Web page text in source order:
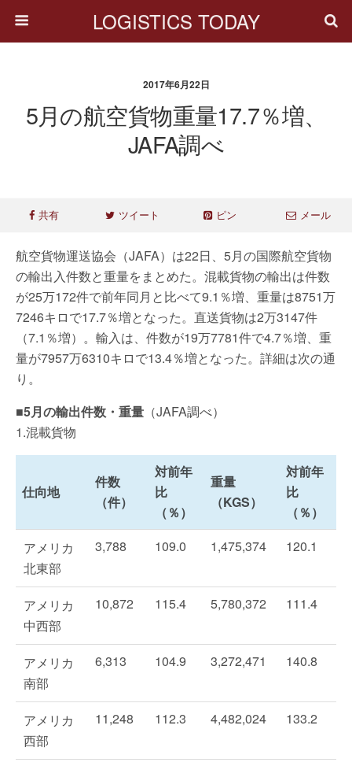
LOGISTICS TODAY
2017年6月22日
5月の航空貨物重量17.7％増、
JAFA調べ
共有 ツイート ピン メール
航空貨物運送協会（JAFA）は22日、5月の国際航空貨物
の輸出入件数と重量をまとめた。混載貨物の輸出は件数
が25万172件で前年同月と比べて9.1％増、重量は8751万
7246キロで17.7％増となった。直送貨物は2万3147件
（7.1％増）。輸入は、件数が19万7781件で4.7％増、重
量が7957万6310キロで13.4％増となった。詳細は次の通
り。
■5月の輸出件数・重量 （JAFA調べ）
1.混載貨物
仕向地
件数
（件）
対前年
比
（％）
重量
（KGS）
対前年
比
（％）
アメリカ
北東部
3,788 109.0 1,475,374 120.1
アメリカ
中西部
10,872 115.4 5,780,372 111.4
アメリカ
南部
6,313 104.9 3,272,471 140.8
アメリカ
西部
11,248 112.3 4,482,024 133.2